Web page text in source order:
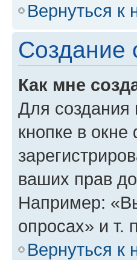
Вернуться к
Создание
Как мне
Для
кнопке в
ваших прав
Например:
опросах» и т.
Вернуться к